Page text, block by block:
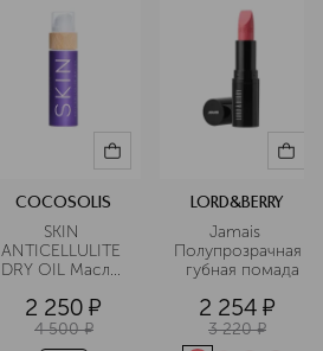
COCOSOLIS
SKIN
ANTICELLULITE
DRY OIL Масло
антицеллюлитное
2 250 ¤
4 500 ¤
LORD&BERRY
Jamais
Полупрозрачная
  губная помада
2 254 ¤
3 220 ¤